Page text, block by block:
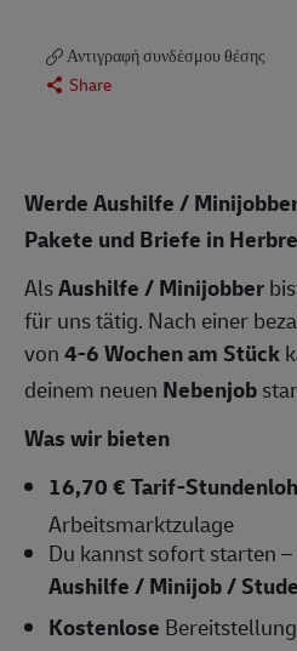
Αντιγραφή συνδέσμου θέσης
Share
Werde Aushilfe /
Pakete und Briefe in
AlsAushilfe / Minijobber
für uns tätig. Nach einer
von4-6 Wochen am Stück
deinem neuen Nebenjob
Was wir bieten
16,70 € Tarif-
Arbeitsmarktzulage
Du kannst sofort starten –
Aushilfe / Minijob /
Kostenlose